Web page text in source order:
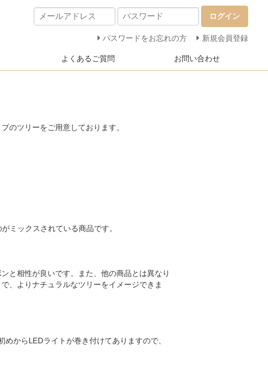
ログイン
パスワードをお忘れの方 新規会員登録
よくあるご質問 お問い合わせ
のツリーをご用意しております。
ミックスされている商品です。
と相性が良いです。また、他の商品とは異なり
、よりナチュラルなツリーをイメージできま
からLEDライトが巻き付けてありますので、